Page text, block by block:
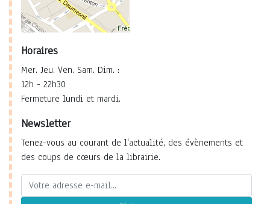
Horaires
Mer. Jeu. Ven. Sam. Dim. :
12h - 22h30
Fermeture lundi et mardi.
Newsletter
Tenez-vous au courant de l'actualité, des évènements et
des coups de cœurs de la librairie.